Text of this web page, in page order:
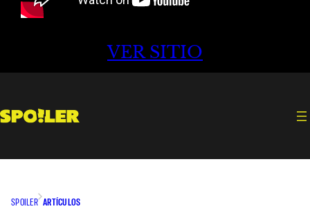
VER SITIO
SPOILER ARTÍCULOS